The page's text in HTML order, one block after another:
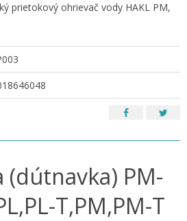
prietokový ohrievač vody HAKL PM,
(dútnavka) PM-
T,PM,PM-T